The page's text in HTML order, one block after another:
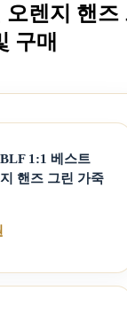
오렌지 핸즈
구매
1:1 베스트
핸즈 그린 가죽